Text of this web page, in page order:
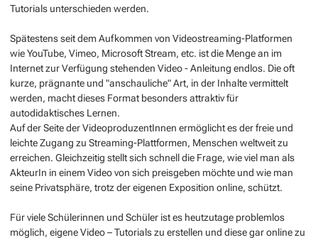
Tutorials unterschieden werden.
Spätestens seit dem Aufkommen von Videostreaming-Platformen
wie YouTube, Vimeo, Microsoft Stream, etc. ist die Menge an im
Internet zur Verfügung stehenden Video - Anleitung endlos. Die oft
kurze, prägnante und "anschauliche" Art, in der Inhalte vermittelt
werden, macht dieses Format besonders attraktiv für
autodidaktisches Lernen.
Auf der Seite der VideoproduzentInnen ermöglicht es der freie und
leichte Zugang zu Streaming-Plattformen, Menschen weltweit zu
erreichen. Gleichzeitig stellt sich schnell die Frage, wie viel man als
AkteurIn in einem Video von sich preisgeben möchte und wie man
seine Privatsphäre, trotz der eigenen Exposition online, schützt.
Für viele Schülerinnen und Schüler ist es heutzutage problemlos
möglich, eigene Video – Tutorials zu erstellen und diese gar online zu